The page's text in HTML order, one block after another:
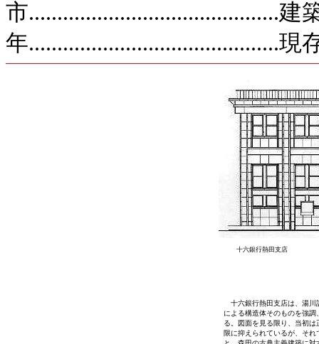
市............................................建
年............................................現
十六銀行熱田支店は、湯川
による構造体そのものを強
る。図面を見る限り、当初
限に抑えられているが、そ